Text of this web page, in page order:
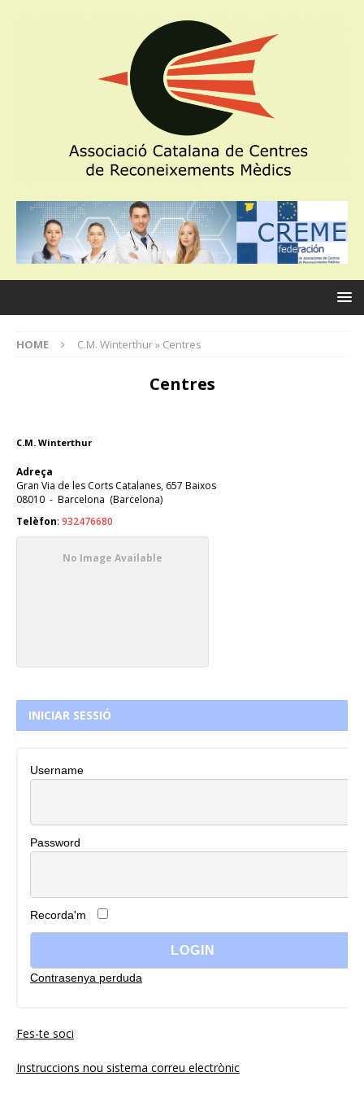
HOME C.M. Winterthur » Centres
Centres
C.M. Winterthur
Adreça
Gran Via de les Corts Catalanes, 657 Baixos
08010 - Barcelona (Barcelona)
Telèfon: 932476680
No Image Available
INICIAR SESSIÓ
Username
Password
Recorda'm
Contrasenya perduda
Fes-te soci
Instruccions nou sistema correu electrònic